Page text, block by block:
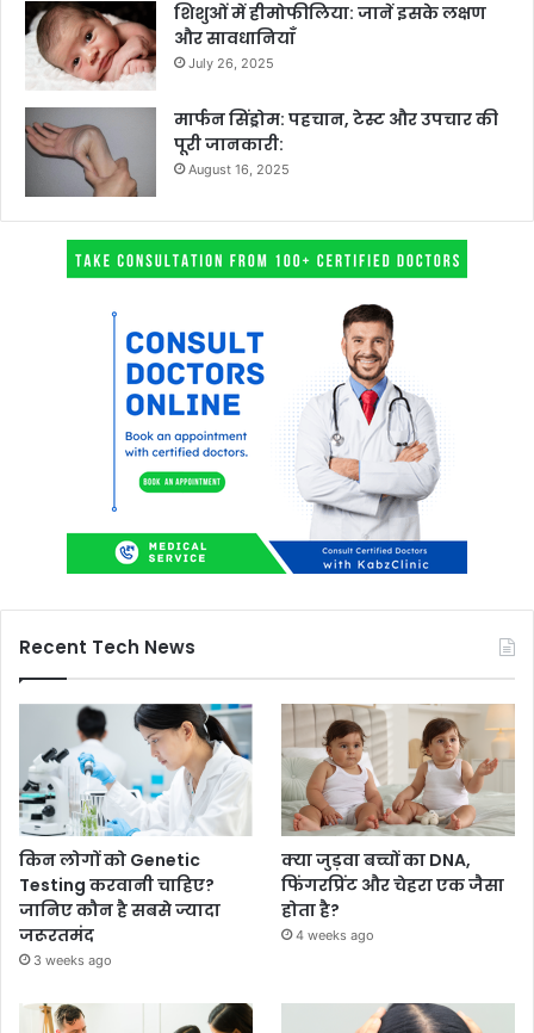
शिशुओं में हीमोफीलिया: जानें इसके लक्षण
और सावधानियाँ
July 26, 2025
मार्फन सिंड्रोम: पहचान, टेस्ट और उपचार की
पूरी जानकारी:
August 16, 2025
Recent Tech News
किन लोगों को Genetic
Testing करवानी चाहिए?
जानिए कौन है सबसे ज्यादा
जरूरतमंद
3 weeks ago
क्या जुड़वा बच्चों का DNA,
फिंगरप्रिंट और चेहरा एक जैसा
होता है?
4 weeks ago